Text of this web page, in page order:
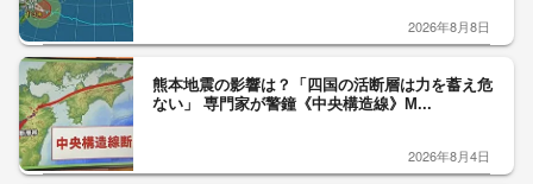
2026年8月8日
熊本地震の影響は？「四国の活断層は力を蓄え危
ない」 専門家が警鐘《中央構造線》M...
2026年8月4日